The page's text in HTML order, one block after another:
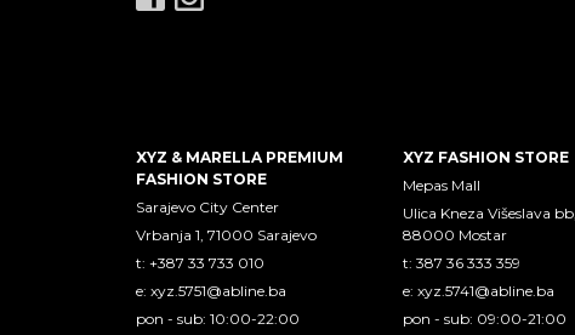
XYZ & MARELLA PREMIUM
FASHION STORE
Sarajevo City Center
Vrbanja 1, 71000 Sarajevo
t: +387 33 733 010
e: xyz.5751@abline.ba
pon - sub: 10:00-22:00
XYZ FASHION STORE
Mepas Mall
Ulica Kneza Višeslava bb,
88000 Mostar
t: 387 36 333 359
e:xyz.5741@abline.ba
pon - sub: 09:00-21:00